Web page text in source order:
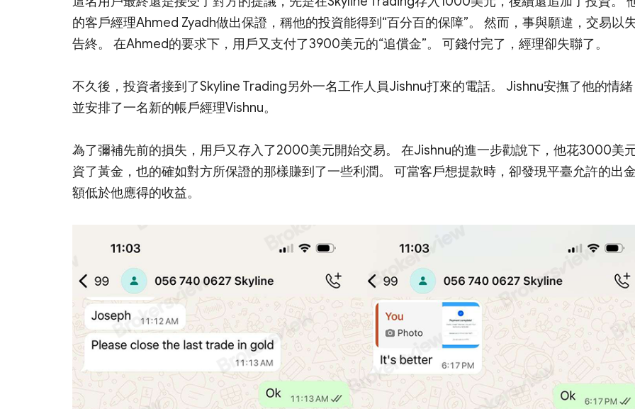
的客戶經理Ahmed Zyadh做出保證，稱他的投資能得到“百分百的保障”。 然而，事與願違，交易以
告終。 在Ahmed的要求下，用戶又支付了3900美元的“追償金”。 可錢付完了，經理卻失聯了。
不久後，投資者接到了Skyline Trading另外一名工作人員Jishnu打來的電話。 Jishnu安撫了他的情緒
並安排了一名新的帳戶經理Vishnu。
為了彌補先前的損失，用戶又存入了2000美元開始交易。 在Jishnu的進一步勸說下，他花3000美
資了黃金，也的確如對方所保證的那樣賺到了一些利潤。 可當客戶想提款時，卻發現平臺允許的出
額低於他應得的收益。